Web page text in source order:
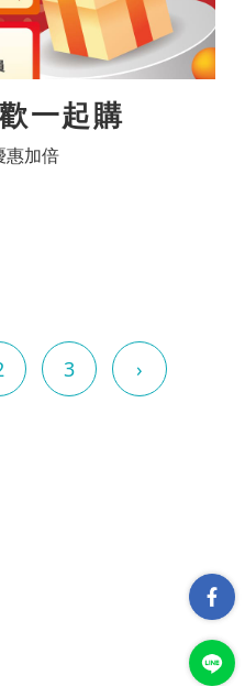
一起購
魚購優惠加倍
3 ›